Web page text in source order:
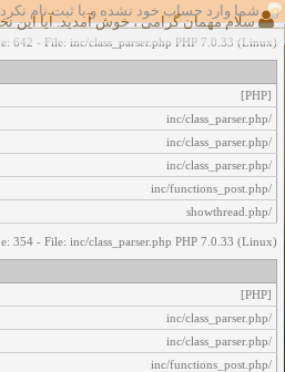
شما وارد حساب خود نشده و یا ثبت نام
اخطار‌های زیر رخ داد:
642 - File: inc/class_parser.php PHP 7.0.33 (Linux)
[PHP]
/inc/class_parser.php
/inc/class_parser.php
/inc/class_parser.php
/inc/functions_post.php
/showthread.php
354 - File: inc/class_parser.php PHP 7.0.33 (Linux)
[PHP]
/inc/class_parser.php
/inc/class_parser.php
/inc/functions_post.php
سلام مهمان گرامی ، خوش آمدید. آیا این